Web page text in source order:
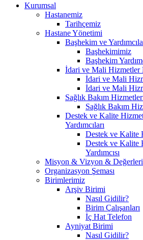
Kurumsal
Hastanemiz
Tarihçemiz
Hastane Yönetimi
Başhekim ve
Başhekimimiz
Başhekim
İdari ve Mali Hizmetler
İdari ve Mali
İdari ve Mali
Sağlık Bakım
Sağlık Bakım
Destek ve Kalite
Yardımcıları
Destek ve Kalite
Destek ve Kalite
Yardımcısı
Misyon & Vizyon &
Organizasyon Şeması
Birimlerimiz
Arşiv Birimi
Nasıl Gidilir?
Birim Çalışanları
İç Hat Telefon
Ayniyat Birimi
Nasıl Gidilir?